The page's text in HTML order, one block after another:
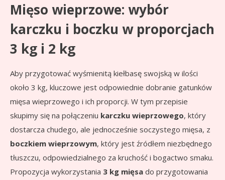
Mięso wieprzowe: wybór
karczku i boczku w proporcjach
3 kg i 2 kg
Aby przygotować wyśmienitą kiełbasę swojską w ilości
około 3 kg, kluczowe jest odpowiednie dobranie gatunków
mięsa wieprzowego i ich proporcji. W tym przepisie
skupimy się na połączeniu karczku wieprzowego, który
dostarcza chudego, ale jednocześnie soczystego mięsa, z
boczkiem wieprzowym, który jest źródłem niezbędnego
tłuszczu, odpowiedzialnego za kruchość i bogactwo smaku.
Propozycja wykorzystania 3 kg mięsa do przygotowania